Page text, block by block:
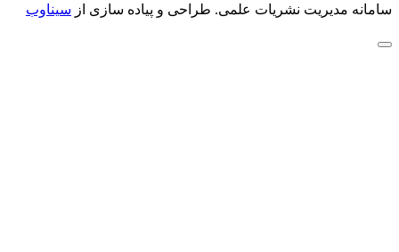
سامانه مدیریت نشریات علمی. طراحی و پیاده سازی از سیناوب